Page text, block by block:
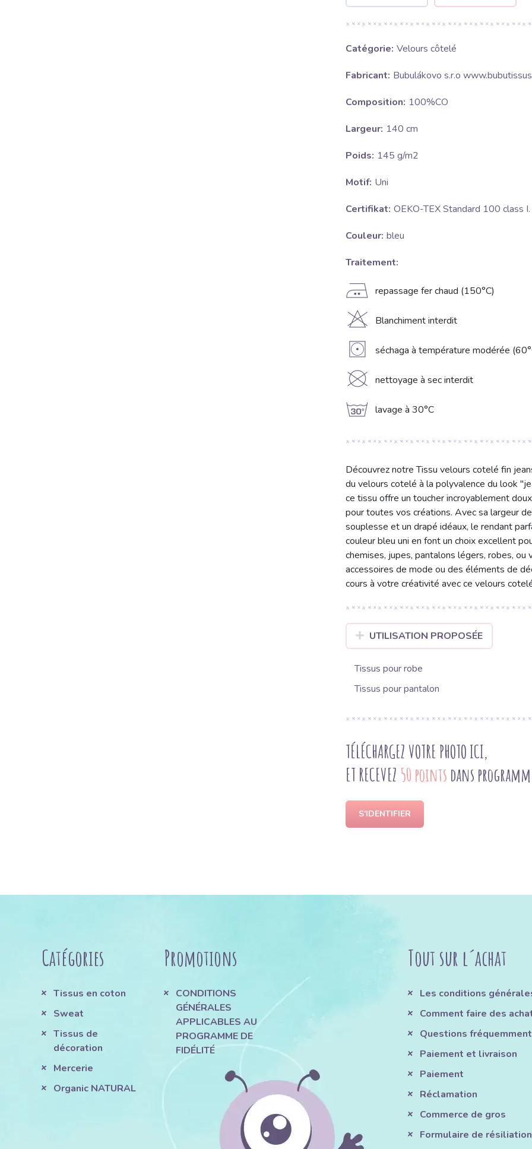
Catégorie: Velours côtelé
Fabricant: Bubulákovo s.r.o
Composition: 100%CO
Largeur: 140 cm
Poids: 145 g/m2
Motif: Uni
Certifikat: OEKO-TEX Standard 100 class I.
Couleur: bleu
Traitement:
E repassage fer chaud (150°C)
H Blanchiment interdit
V séchaga à température modérée
K nettoyage à sec interdit
g lavage à 30°C
Découvrez notre Tissu velours cotelé fin
du velours cotelé à la polyvalence du look
ce tissu offre un toucher incroyablement
pour toutes vos créations. Avec sa largeur
souplesse et un drapé idéaux, le rendant
couleur bleu uni en font un choix excellent
chemises, jupes, pantalons légers, robes,
accessoires de mode ou des éléments de
cours à votre créativité avec ce velours
UTILISATION PROPOSÉE
Tissus pour robe
Tissus pour pantalon
TÉLÉCHARGEZ VOTRE PHOTO ICI,
ET RECEVEZ 50 points dans
S'IDENTIFIER
Catégories
Tissus en coton
Sweat
Tissus de
décoration
Mercerie
Organic NATURAL
Promotions
CONDITIONS
GÉNÉRALES
APPLICABLES AU
PROGRAMME DE
FIDÉLITÉ
Tout sur l´achat
Les conditions
Comment faire des
Questions
Paiement et livraison
Paiement
Réclamation
Commerce de gros
Formulaire de résiliation